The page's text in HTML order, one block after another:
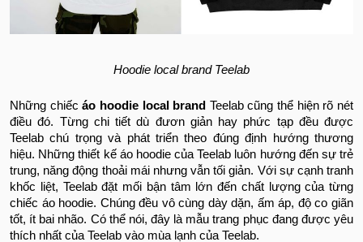
Hoodie local brand Teelab
Những chiếcáo hoodie local brand Teelab cũng thể hiện rõ nét
điều đó. Từng chi tiết dù đươn giản hay phức tạp đều được
Teelab chú trọng và phát triển theo đúng định hướng thương
hiệu. Những thiết kế áo hoodie của Teelab luôn hướng đến sự trẻ
trung, năng động thoải mái nhưng vẫn tối giản. Với sự cạnh tranh
khốc liệt, Teelab đặt mối bận tâm lớn đến chất lượng của từng
chiếc áo hoodie. Chúng đều vô cùng dày dặn, ấm áp, độ co giãn
tốt, ít bai nhão. Có thể nói, đây là mẫu trang phục đang được yêu
thích nhất của Teelab vào mùa lạnh của Teelab.